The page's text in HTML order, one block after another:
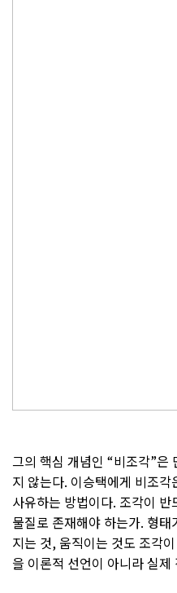
그의 핵심 개념인 “비조각”은
지 않는다. 이승택에게 비조
사유하는 방법이다. 조각이
물질로 존재해야 하는가. 형
지는 것, 움직이는 것도 조각
을 이론적 선언이 아니라 실